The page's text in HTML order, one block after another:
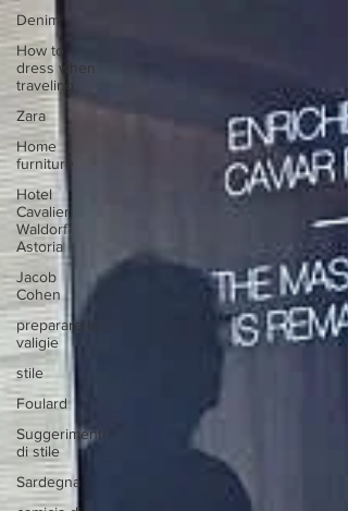
Denim
How to
dress when
traveling
Zara
Home
furniture
Hotel
Cavalieri
Waldorf
Astoria
Jacob
Cohen
preparare le
valigie
stile
Foulard
Suggerimenti
di stile
Sardegna